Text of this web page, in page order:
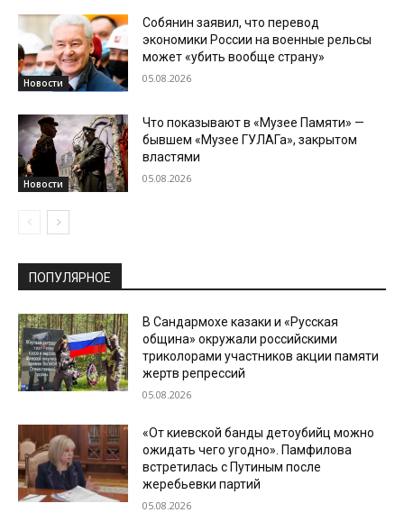
Новости
Собянин заявил, что перевод
экономики России на военные рельсы
может «убить вообще страну»
05.08.2026
Новости
Что показывают в «Музее Памяти» —
бывшем «Музее ГУЛАГа», закрытом
властями
05.08.2026
ПОПУЛЯРНОЕ
В Сандармохе казаки и «Русская
община» окружали российскими
триколорами участников акции памяти
жертв репрессий
05.08.2026
«От киевской банды детоубийц можно
ожидать чего угодно». Памфилова
встретилась с Путиным после
жеребьевки партий
05.08.2026